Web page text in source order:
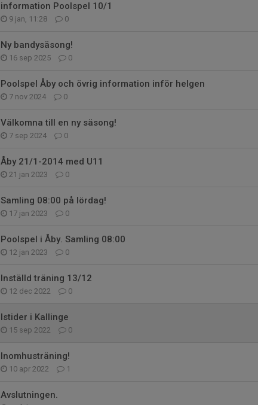
information Poolspel 10/1
9 jan, 11:28 0
Ny bandysäsong!
16 sep 2025 0
Poolspel Åby och övrig information inför helgen
7 nov 2024 0
Välkomna till en ny säsong!
7 sep 2024 0
Åby 21/1-2014 med U11
21 jan 2023 0
Samling 08:00 på lördag!
17 jan 2023 0
Poolspel i Åby. Samling 08:00
12 jan 2023 0
Inställd träning 13/12
12 dec 2022 0
Istider i Kallinge
15 sep 2022 0
Inomhusträning!
10 apr 2022 1
Avslutningen.